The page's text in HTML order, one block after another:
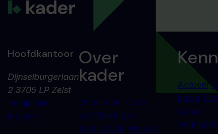
Hoofdkantoor
Dijnselburgerlaan
2 3705 LP Zeist
Bekijk alle
locaties
Over
kader
Over kader Onze
certificeringen
Kennisbank Werken
Actueel
kader
Cases